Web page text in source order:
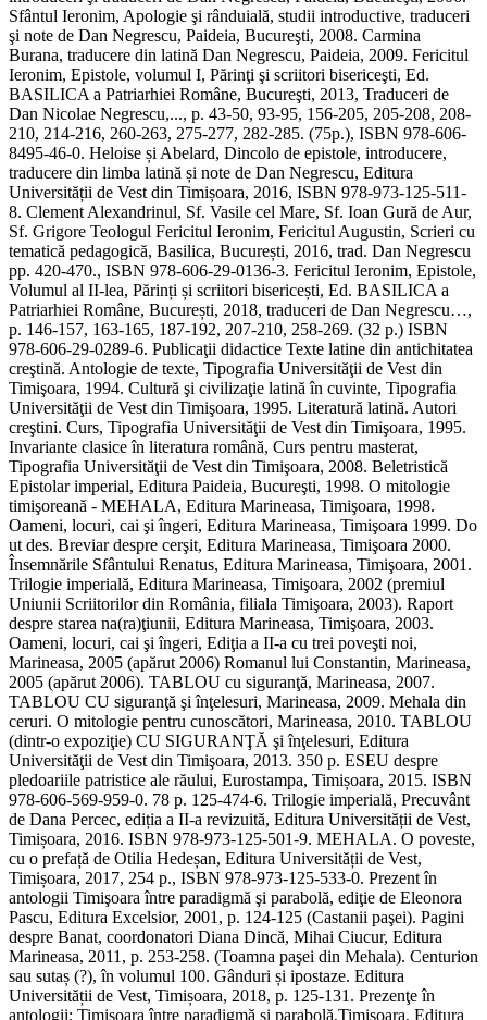
Sfântul Ieronim, Apologie şi rânduială, studii introductive, traduceri
şi note de Dan Negrescu, Paideia, Bucureşti, 2008. Carmina
Burana, traducere din latină Dan Negrescu, Paideia, 2009. Fericitul
Ieronim, Epistole, volumul I, Părinţi şi scriitori bisericeşti, Ed.
BASILICA a Patriarhiei Române, Bucureşti, 2013, Traduceri de
Dan Nicolae Negrescu,..., p. 43-50, 93-95, 156-205, 205-208, 208-
210, 214-216, 260-263, 275-277, 282-285. (75p.), ISBN 978-606-
8495-46-0. Heloise și Abelard, Dincolo de epistole, introducere,
traducere din limba latină și note de Dan Negrescu, Editura
Universității de Vest din Timișoara, 2016, ISBN 978-973-125-511-
8. Clement Alexandrinul, Sf. Vasile cel Mare, Sf. Ioan Gură de Aur,
Sf. Grigore Teologul Fericitul Ieronim, Fericitul Augustin, Scrieri cu
tematică pedagogică, Basilica, București, 2016, trad. Dan Negrescu
pp. 420-470., ISBN 978-606-29-0136-3. Fericitul Ieronim, Epistole,
Volumul al II-lea, Părinți și scriitori bisericești, Ed. BASILICA a
Patriarhiei Române, București, 2018, traduceri de Dan Negrescu…,
p. 146-157, 163-165, 187-192, 207-210, 258-269. (32 p.) ISBN
978-606-29-0289-6. Publicaţii didactice Texte latine din antichitatea
creştină. Antologie de texte, Tipografia Universităţii de Vest din
Timişoara, 1994. Cultură şi civilizaţie latină în cuvinte, Tipografia
Universităţii de Vest din Timişoara, 1995. Literatură latină. Autori
creştini. Curs, Tipografia Universităţii de Vest din Timişoara, 1995.
Invariante clasice în literatura română, Curs pentru masterat,
Tipografia Universităţii de Vest din Timişoara, 2008. Beletristică
Epistolar imperial, Editura Paideia, Bucureşti, 1998. O mitologie
timişoreană - MEHALA, Editura Marineasa, Timişoara, 1998.
Oameni, locuri, cai şi îngeri, Editura Marineasa, Timişoara 1999. Do
ut des. Breviar despre cerşit, Editura Marineasa, Timişoara 2000.
Însemnările Sfântului Renatus, Editura Marineasa, Timişoara, 2001.
Trilogie imperială, Editura Marineasa, Timişoara, 2002 (premiul
Uniunii Scriitorilor din România, filiala Timişoara, 2003). Raport
despre starea na(ra)ţiunii, Editura Marineasa, Timişoara, 2003.
Oameni, locuri, cai şi îngeri, Ediţia a II-a cu trei poveşti noi,
Marineasa, 2005 (apărut 2006) Romanul lui Constantin, Marineasa,
2005 (apărut 2006). TABLOU cu siguranţă, Marineasa, 2007.
TABLOU CU siguranţă şi înţelesuri, Marineasa, 2009. Mehala din
ceruri. O mitologie pentru cunoscători, Marineasa, 2010. TABLOU
(dintr-o expoziţie) CU SIGURANŢĂ şi înţelesuri, Editura
Universităţii de Vest din Timişoara, 2013. 350 p. ESEU despre
pledoariile patristice ale răului, Eurostampa, Timișoara, 2015. ISBN
978-606-569-959-0. 78 p. 125-474-6. Trilogie imperială, Precuvânt
de Dana Percec, ediția a II-a revizuită, Editura Universității de Vest,
Timișoara, 2016. ISBN 978-973-125-501-9. MEHALA. O poveste,
cu o prefață de Otilia Hedeșan, Editura Universității de Vest,
Timișoara, 2017, 254 p., ISBN 978-973-125-533-0. Prezent în
antologii Timişoara între paradigmă şi parabolă, ediţie de Eleonora
Pascu, Editura Excelsior, 2001, p. 124-125 (Castanii paşei). Pagini
despre Banat, coordonatori Diana Dincă, Mihai Ciucur, Editura
Marineasa, 2011, p. 253-258. (Toamna paşei din Mehala). Centurion
sau sutaș (?), în volumul 100. Gânduri și ipostaze. Editura
Universității de Vest, Timișoara, 2018, p. 125-131. Prezenţe în
antologii: Timişoara între paradigmă şi parabolă,Timişoara, Editura